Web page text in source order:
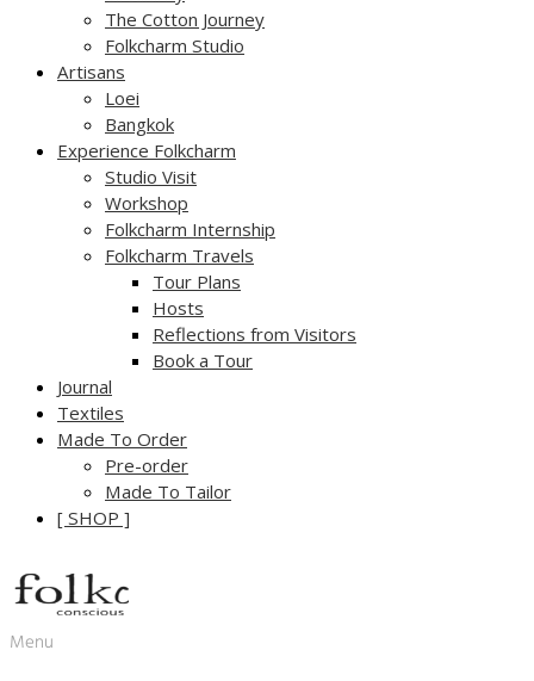
The Cotton Journey
Folkcharm Studio
Artisans
Loei
Bangkok
Experience Folkcharm
Studio Visit
Workshop
Folkcharm Internship
Folkcharm Travels
Tour Plans
Hosts
Reflections from Visitors
Book a Tour
Journal
Textiles
Made To Order
Pre-order
Made To Tailor
[ SHOP ]
Menu